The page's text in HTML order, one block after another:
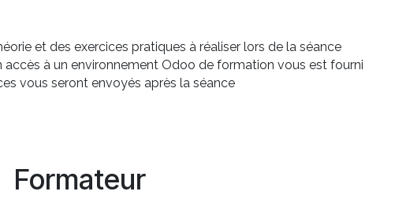
et des exercices pratiques à réaliser lors de la séance
accès à un environnement Odoo de formation vous est fourni
vous seront envoyés après la séance
Formateur